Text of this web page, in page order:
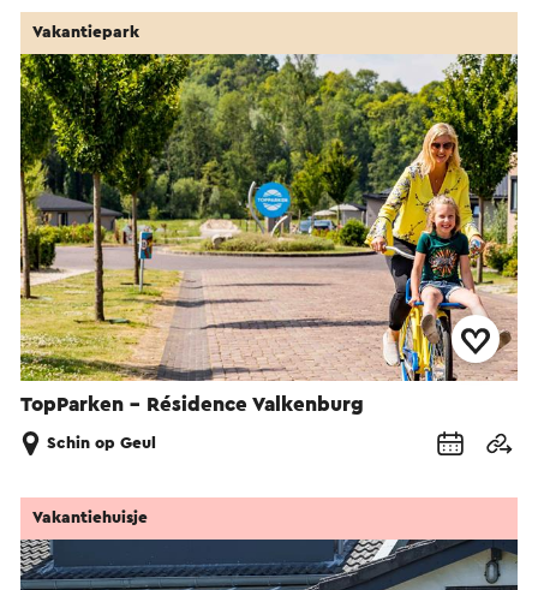
TopParken - Résidence Valkenburg
Vakantiepark
Schin op Geul
Vakantiehuisje